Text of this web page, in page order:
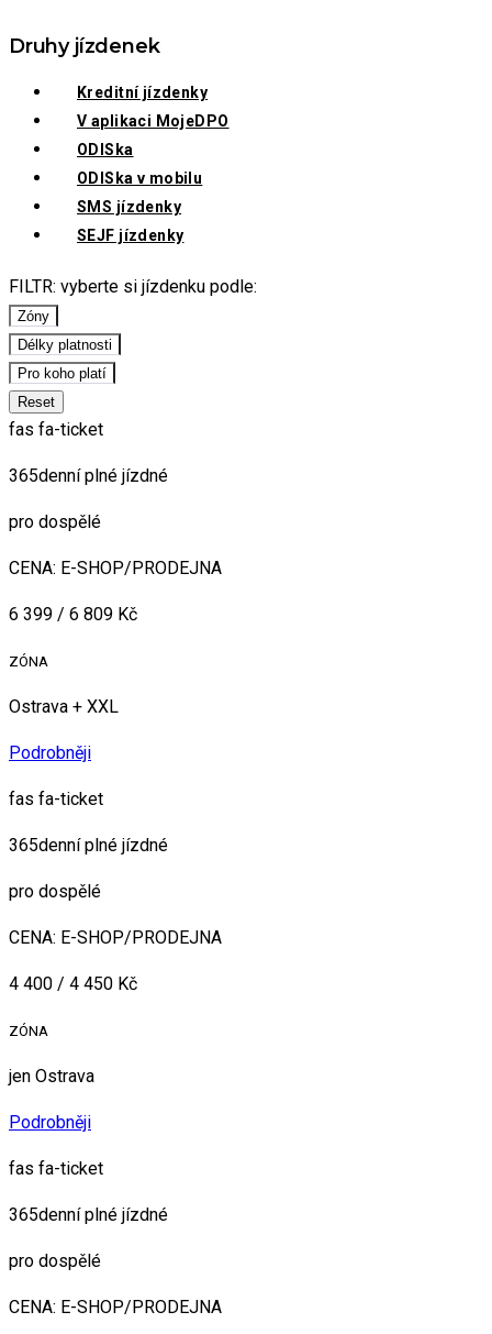
Druhy jízdenek
Kreditní jízdenky
V aplikaci MojeDPO
ODISka
ODISka v mobilu
SMS jízdenky
SEJF jízdenky
FILTR: vyberte si jízdenku podle:
Zóny
Délky platnosti
Pro koho platí
Reset
fas fa-ticket
365denní plné jízdné
pro dospělé
CENA: E-SHOP/PRODEJNA
6 399 / 6 809 Kč
ZÓNA
Ostrava + XXL
Podrobněji
fas fa-ticket
365denní plné jízdné
pro dospělé
CENA: E-SHOP/PRODEJNA
4 400 / 4 450 Kč
ZÓNA
jen Ostrava
Podrobněji
fas fa-ticket
365denní plné jízdné
pro dospělé
CENA: E-SHOP/PRODEJNA